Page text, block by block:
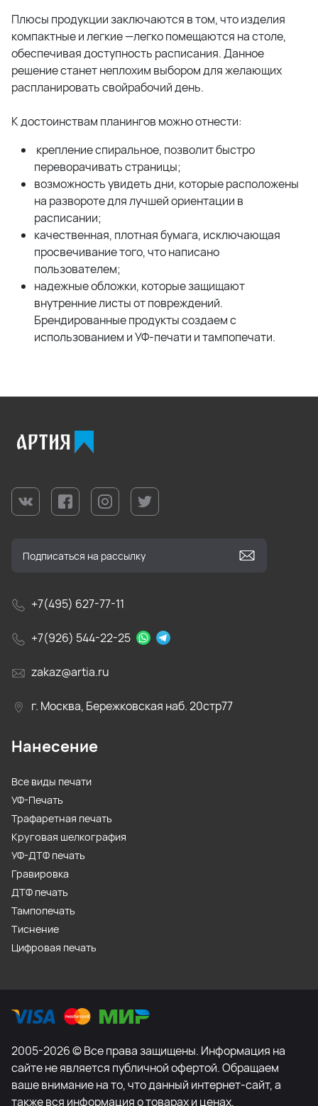
Плюсы продукции заключаются в том, что изделия
компактные и легкие —легко помещаются на столе,
обеспечивая доступность расписания. Данное
решение станет неплохим выбором для желающих
распланировать свойрабочий день.
К достоинствам планингов можно отнести:
крепление спиральное, позволит быстро
переворачивать страницы;
возможность увидеть дни, которые расположены
на развороте для лучшей ориентации в
расписании;
качественная, плотная бумага, исключающая
просвечивание того, что написано
пользователем;
надежные обложки, которые защищают
внутренние листы от повреждений.
Брендированные продукты создаем с
использованием и УФ-печати и тампопечати.
+7(495) 627-77-11
+7(926) 544-22-25
zakaz@artia.ru
г. Москва, Бережковская наб. 20стр77
Нанесение
Все виды печати
УФ-Печать
Трафаретная печать
Круговая шелкография
УФ-ДТФ печать
Гравировка
ДТФ печать
Тампопечать
Тиснение
Цифровая печать
2005-2026 © Все права защищены. Информация на
сайте не является публичной офертой. Обращаем
ваше внимание на то, что данный интернет-сайт, а
также вся информация о товарах и ценах,